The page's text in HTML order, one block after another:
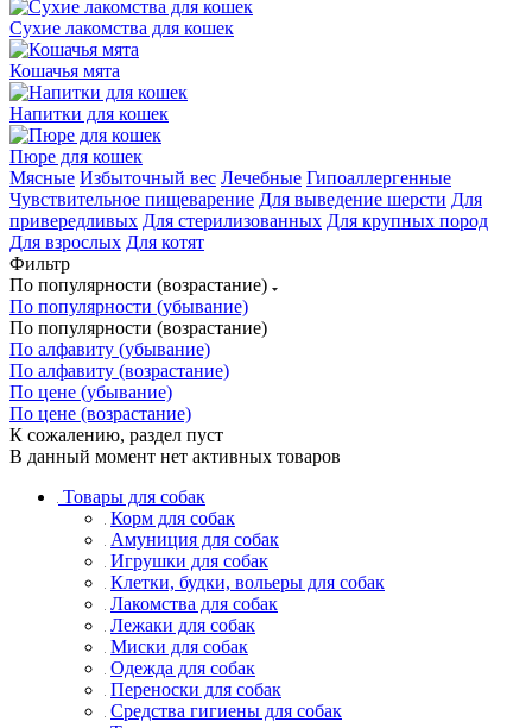
Сухие лакомства для кошек
Кошачья мята
Напитки для кошек
Пюре для кошек
Мясные Избыточный вес Лечебные Гипоаллергенные
Чувствительное пищеварение Для выведение шерсти Для
привередливых Для стерилизованных Для крупных пород
Для взрослых Для котят
Фильтр
По популярности (возрастание)
По популярности (убывание)
По популярности (возрастание)
По алфавиту (убывание)
По алфавиту (возрастание)
По цене (убывание)
По цене (возрастание)
К сожалению, раздел пуст
В данный момент нет активных товаров
Товары для собак
Корм для собак
Амуниция для собак
Игрушки для собак
Клетки, будки, вольеры для собак
Лакомства для собак
Лежаки для собак
Миски для собак
Одежда для собак
Переноски для собак
Средства гигиены для собак